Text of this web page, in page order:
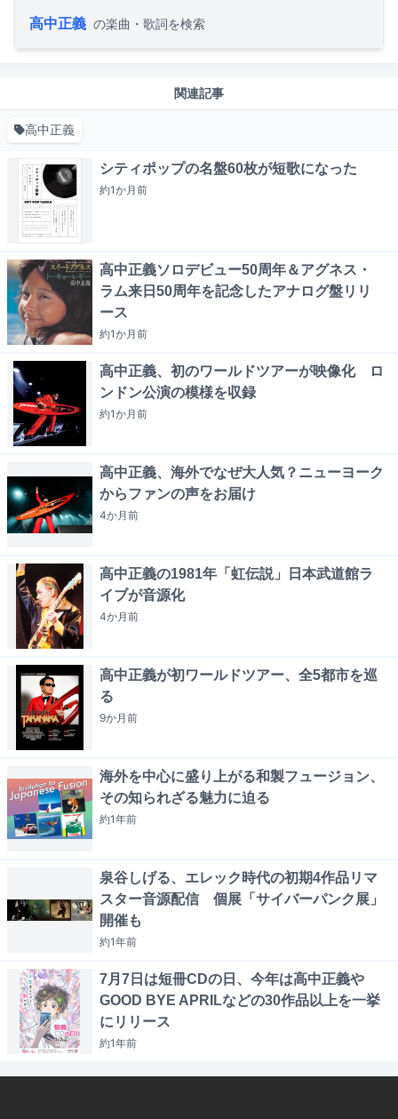
高中正義 の楽曲・歌詞を検索
関連記事
高中正義
シティポップの名盤60枚が短歌になった
約1か月前
高中正義ソロデビュー50周年＆アグネス・
ラム来日50周年を記念したアナログ盤リリ
ース
約1か月前
高中正義、初のワールドツアーが映像化 ロ
ンドン公演の模様を収録
約1か月前
高中正義、海外でなぜ大人気？ニューヨーク
からファンの声をお届け
4か月前
高中正義の1981年「虹伝説」日本武道館ラ
イブが音源化
4か月前
高中正義が初ワールドツアー、全5都市を巡
る
9か月前
海外を中心に盛り上がる和製フュージョン、
その知られざる魅力に迫る
約1年前
泉谷しげる、エレック時代の初期4作品リマ
スター音源配信 個展「サイバーパンク展」
開催も
約1年前
7月7日は短冊CDの日、今年は高中正義や
GOOD BYE APRILなどの30作品以上を一挙
にリリース
約1年前